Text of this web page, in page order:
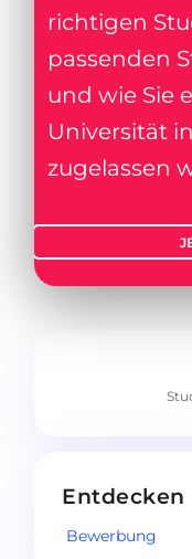
richtigen
passenden
und wie Sie
Universität
zugelassen
Entdecken
Bewerbung